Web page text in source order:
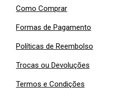
Como Comprar
Formas de Pagamento
Políticas de Reembolso
Trocas ou Devoluções
Termos e Condições